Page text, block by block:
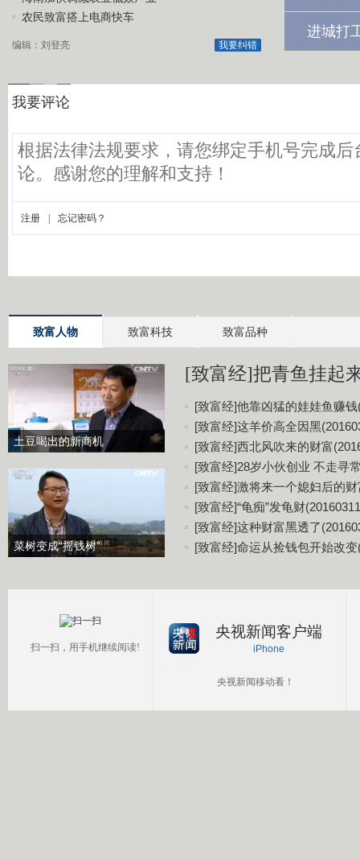
农民致富搭上电商快车
我要纠错
编辑：刘登亮
进城打
致富人物 致富科技 致富品种
土豆喝出的新商机
菜树变成“摇钱树”
[致富经]把青鱼挂起
[致富经]他靠凶猛的娃娃鱼赚钱
[致富经]这羊价高全因黑
[致富经]西北风吹来的财富
[致富经]28岁小伙创业 不走寻
[致富经]激将来一个媳妇后的
[致富经]“龟痴”发龟财
[致富经]这种财富黑透了
[致富经]命运从捡钱包开始改变
扫一扫，用手机继续阅读!
央视新闻客户端
iPhone
央视新闻移动看！